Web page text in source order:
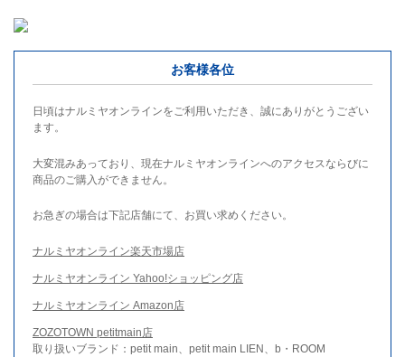
お客様各位
日頃はナルミヤオンラインをご利用いただき、誠にありがとうござい
ます。
大変混みあっており、現在ナルミヤオンラインへのアクセスならびに
商品のご購入ができません。
お急ぎの場合は下記店舗にて、お買い求めください。
ナルミヤオンライン楽天市場店
ナルミヤオンライン Yahoo!ショッピング店
ナルミヤオンライン Amazon店
ZOZOTOWN petitmain店
取り扱いブランド：petit main、petit main LIEN、b・ROOM